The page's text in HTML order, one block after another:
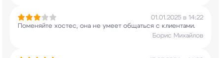
01.01.2025 в 14:22
Поменяйте хостес, она не умеет общаться с клиентами.
Борис Михайлов